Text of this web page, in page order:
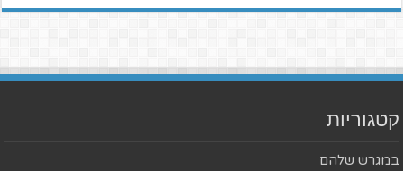
קטגוריות
במגרש שלהם